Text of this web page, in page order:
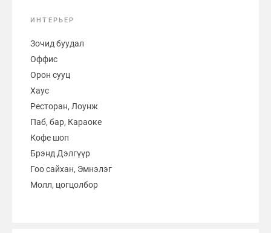
ИНТЕРЬЕР
Зочид буудал
Оффис
Орон сууц
Хаус
Ресторан, Лоунж
Паб, бар, Караоке
Кофе шоп
Брэнд Дэлгүүр
Гоо сайхан, Эмнэлэг
Молл, цогцолбор